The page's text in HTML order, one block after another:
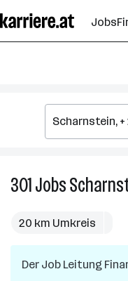
Seiteninhalt
springen
Jobs
301Jobs
20 km Umkreis
Der Job Leitung